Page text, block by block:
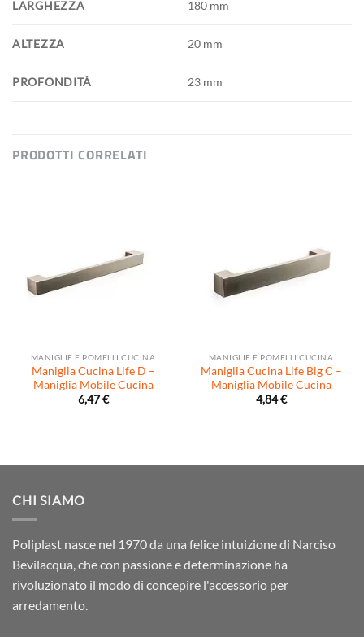
LARGHEZZA 180 mm
ALTEZZA 20 mm
PROFONDITÀ 23 mm
PRODOTTI CORRELATI
MANIGLIE E POMELLI CUCINA
Maniglia Cucina Life D –
Maniglia Mobile Cucina
6,47€
MANIGLIE E POMELLI CUCINA
Maniglia Cucina Life Big C –
Maniglia Mobile Cucina
4,84€
CHI SIAMO
Poliplast nasce nel 1970 da una felice intuizione di Narciso
Bevilacqua, che con passione e determinazione ha
rivoluzionato il modo di concepire l'accessorio per
arredamento.